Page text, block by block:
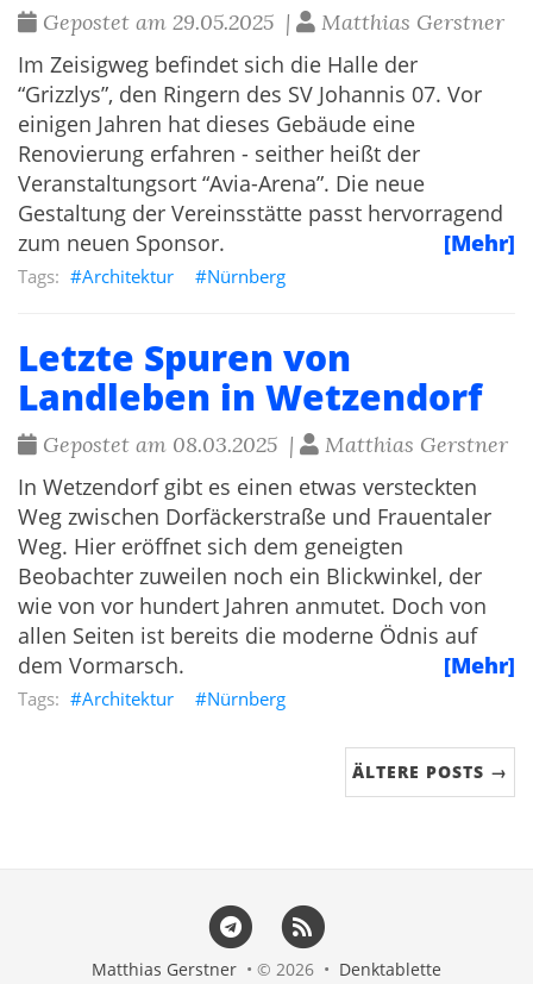
Gepostet am 29.05.2025 |
Matthias Gerstner
Im Zeisigweg befindet sich die Halle der
“Grizzlys”, den Ringern des SV Johannis 07. Vor
einigen Jahren hat dieses Gebäude eine
Renovierung erfahren - seither heißt der
Veranstaltungsort “Avia-Arena”. Die neue
Gestaltung der Vereinsstätte passt hervorragend
zum neuen Sponsor.
[Mehr]
Architektur Nürnberg
Letzte Spuren von
Landleben in Wetzendorf
Gepostet am 08.03.2025 |
Matthias Gerstner
In Wetzendorf gibt es einen etwas versteckten
Weg zwischen Dorfäckerstraße und Frauentaler
Weg. Hier eröffnet sich dem geneigten
Beobachter zuweilen noch ein Blickwinkel, der
wie von vor hundert Jahren anmutet. Doch von
allen Seiten ist bereits die moderne Ödnis auf
dem Vormarsch.
[Mehr]
Architektur Nürnberg
ÄLTERE POSTS →
Matthias Gerstner • © 2026 • Denktablette